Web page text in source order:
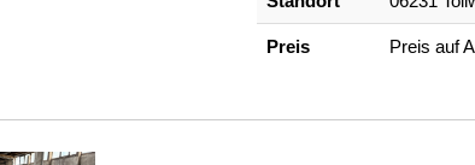
Preis Preis auf